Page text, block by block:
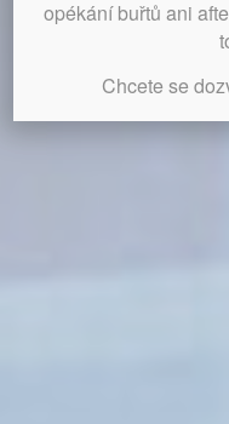
opékání buřtů ani
Chcete se